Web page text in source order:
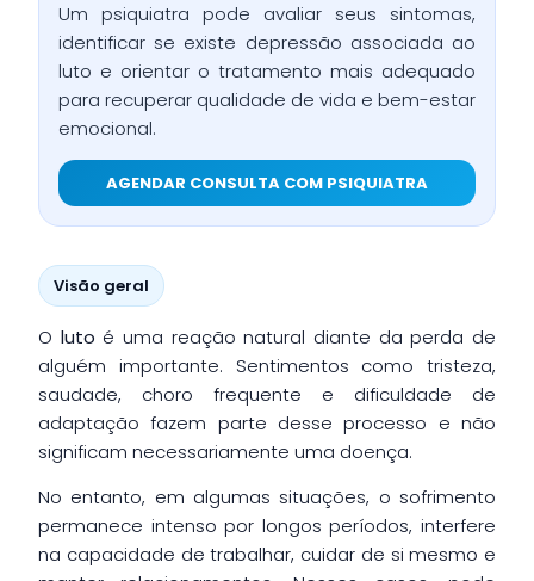
Um psiquiatra pode avaliar seus sintomas,
identificar se existe depressão associada ao
luto e orientar o tratamento mais adequado
para recuperar qualidade de vida e bem-estar
emocional.
AGENDAR CONSULTA COM PSIQUIATRA
Visão geral
O luto é uma reação natural diante da perda de
alguém importante. Sentimentos como tristeza,
saudade, choro frequente e dificuldade de
adaptação fazem parte desse processo e não
significam necessariamente uma doença.
No entanto, em algumas situações, o sofrimento
permanece intenso por longos períodos, interfere
na capacidade de trabalhar, cuidar de si mesmo e